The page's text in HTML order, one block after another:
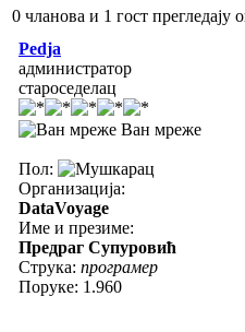
0 чланова и 1 гост прегледају
Pedja
администратор
староседелац
Ван мреже
Пол:
Организација:
DataVoyage
Име и презиме:
Предраг Супуровић
Струка: програмер
Поруке: 1.960